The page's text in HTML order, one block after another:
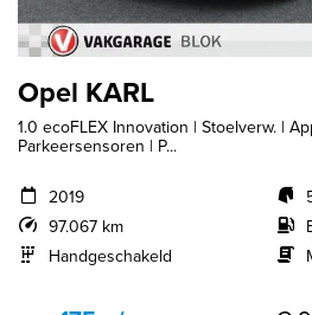
Opel KARL
1.0 ecoFLEX Innovation | Stoelverw. |
Parkeersensoren | P...
2019
97.067 km
Handgeschakeld